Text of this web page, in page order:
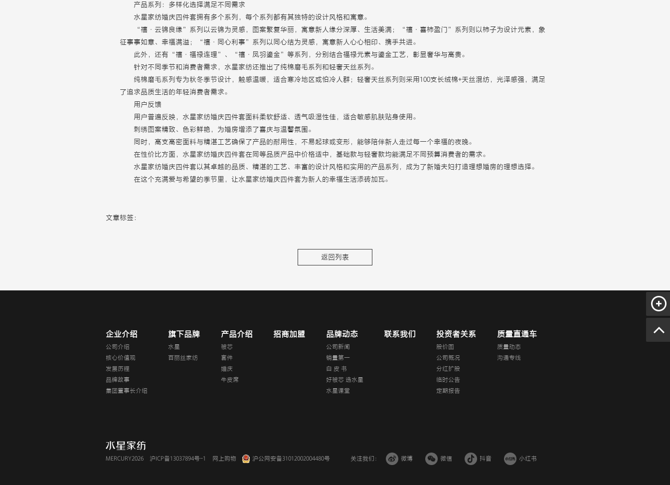
产品系列：多样化选择满足不同需求
水星家纺婚庆四件套拥有多个系列，每个系列都有其独特的设计风格和寓意。
“禧·云锦良缘”系列以云锦为灵感，图案繁复华丽，寓意新人缘分深厚、生活美满；“禧·喜柿盈门”系列则以柿子为设计元素，象
征事事如意、幸福满溢；“禧·同心利事”系列以同心结为灵感，寓意新人心心相印、携手共进。
此外，还有“禧·福禄连理”、“禧·凤羽鎏金”等系列，分别结合福禄元素与鎏金工艺，彰显奢华与高贵。
针对不同季节和消费者需求，水星家纺还推出了纯棉磨毛系列和轻奢天丝系列。
纯棉磨毛系列专为秋冬季节设计，触感温暖，适合寒冷地区或怕冷人群；轻奢天丝系列则采用100支长绒棉+天丝混纺，光泽感强，满足
了追求品质生活的年轻消费者需求。
用户反馈
用户普遍反映，水星家纺婚庆四件套面料柔软舒适、透气吸湿性佳，适合敏感肌肤贴身使用。
刺绣图案精致、色彩鲜艳，为婚房增添了喜庆与温馨氛围。
同时，高支高密面料与精湛工艺确保了产品的耐用性，不易起球或变形，能够陪伴新人走过每一个幸福的夜晚。
在性价比方面，水星家纺婚庆四件套在同等品质产品中价格适中，基础款与轻奢款均能满足不同预算消费者的需求。
水星家纺婚庆四件套以其卓越的品质、精湛的工艺、丰富的设计风格和实用的产品系列，成为了新婚夫妇打造理想婚房的理想选择。
在这个充满爱与希望的季节里，让水星家纺婚庆四件套为新人的幸福生活添砖加瓦。
文章标签：
返回列表
企业介绍
公司介绍
核心价值观
发展历程
品牌故事
集团董事长介绍
旗下品牌
水星
百丽丝家纺
产品介绍
被芯
套件
婚庆
牛皮席
招商加盟 品牌动态
公司新闻
销量第一
白 皮 书
好被芯 选水星
水星课堂
联系我们 投资者关系
股价图
公司概况
分红扩股
临时公告
定期报告
质量直通车
质量动态
沟通专线
MERCURY2026 沪ICP备13037894号-1 网上购物 沪公网安备31012002004480号 关注我们： 微博 微信 抖音 小红书